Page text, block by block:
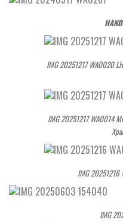
IMG 20251217 WA0020
IMG 20251217 WA0014
IMG 20251216
IMG